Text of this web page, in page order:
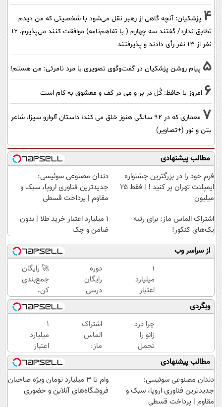
4 پزشکیان‌: آنچه گاهی از رهبر نقل می‌شود با شخصیتی که من دیدم
تطابق ندارد/ گفتند سه چهارم ( با تفاهم‌نامه) موافقت کنند می‌پذیرم، 12
نفر از 13 نفر رأی دادند و پذیرفتند
5 پیام روشن پزشکیان در گفت‌و‌گوی تصویری با مرد نامرئی: من هستم!
6 امروز با حافظ: گُل در بَر و مِی در کَف و معشوق به کام است
7
معماری که در 92 سالگی هنوز خلق می کند؛ داستان آلوارو سیزا، شاعر
بتن و نور (+تصاویر)
مطالب پیشنهادی
فرم خود را در بزرگترین جشنواره
ایمپلنت تهران پر کنید ! | فقط ۲۵
میلیون
دندان مصنوعی سوئیسی:
جدیدترین فناوری اروپا، سبک و
مقاوم | پرداخت قسطی
اشتراک الماس ماز: برای رتبه
یک‌های کنکور!
۱ میلیارد اعتبار خرید طلا | بدون
ضامن و چک
از سراسر وب
۱
میلیارد
اعتبار
خرید
طلا |
بدون
ضامن
و چک
دوره
رایگان
درسی
رشته
ریاضی،
تجربی،
انسانی
(رایگان
بگیرش)
🚀 رایگان
جمع‌بندی
کن،
حرفه‌ای
نتیجه
بگیر و
رتبه برتر
شو!
وبگردی
چرا درد
زانو را
تحمل
می‌کنی؟
خیلی
ساده
درمنزل
درمانش
اشتراک
الماس
ماز:
برای
رتبه
یک‌های
کنکور!
۱
میلیارد
اعتبار
خرید
طلا |
بدون
ضامن
مطالب پیشنهادی
دندان مصنوعی سوئیسی:
جدیدترین فناوری اروپا، سبک و
مقاوم | پرداخت قسطی
وام تا ۳ میلیارد تومان ویژه صاحبان
فروشگاه‌های آنلاین و حضوری